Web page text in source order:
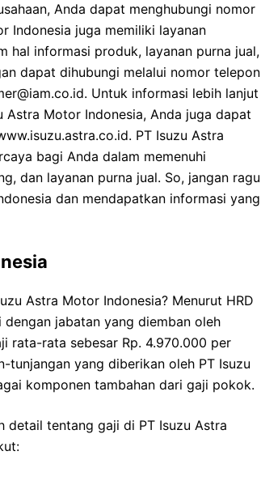
Anda dapat menghubungi nomor
Indonesia juga memiliki layanan
hal informasi produk, layanan purna jual,
dapat dihubungi melalui nomor telepon
Untuk informasi lebih lanjut
Astra Motor Indonesia, Anda juga dapat
PT Isuzu Astra
bagi Anda dalam memenuhi
dan layanan purna jual. So, jangan ragu
dan mendapatkan informasi yang
Astra Motor Indonesia? Menurut HRD
jabatan yang diemban oleh
rata-rata sebesar Rp. 4.970.000 per
tunjangan yang diberikan oleh PT Isuzu
komponen tambahan dari gaji pokok.
detail tentang gaji di PT Isuzu Astra